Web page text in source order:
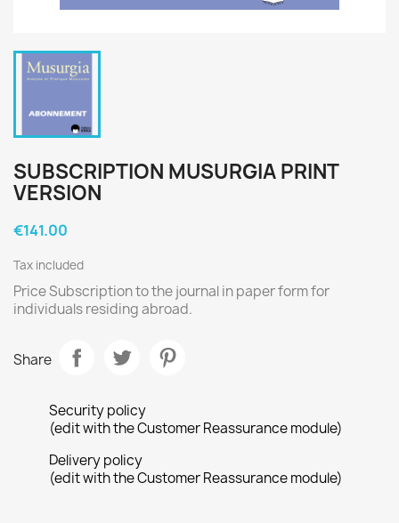
SUBSCRIPTION MUSURGIA PRINT
VERSION
€141.00
Tax included
Price Subscription to the journal in paper form for
individuals residing abroad.
Share
Security policy
(edit with the Customer Reassurance module)
Delivery policy
(edit with the Customer Reassurance module)